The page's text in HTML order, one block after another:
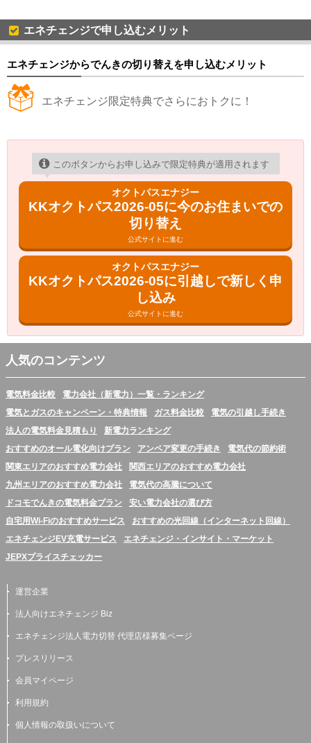
エネチェンジで申し込むメリット
エネチェンジからでんきの切り替えを申し込むメリット
エネチェンジ限定特典でさらにおトクに！
このボタンからお申し込みで限定特典が適用されます
オクトパスエナジー
KKオクトパス2026-05に今のお住まいでの
切り替え
公式サイトに進む
オクトパスエナジー
KKオクトパス2026-05に引越しで新しく申
し込み
公式サイトに進む
人気のコンテンツ
電気料金比較
電力会社（新電力）一覧・ランキング
電気とガスのキャンペーン・特典情報
ガス料金比較
電気の引越し手続き
法人の電気料金見積もり
新電力ランキング
おすすめのオール電化向けプラン
アンペア変更の手続き
電気代の節約術
関東エリアのおすすめ電力会社
関西エリアのおすすめ電力会社
九州エリアのおすすめ電力会社
電気代の高騰について
ドコモでんきの電気料金プラン
安い電力会社の選び方
自宅用Wi-Fiのおすすめサービス
おすすめの光回線（インターネット回線）
エネチェンジEV充電サービス
エネチェンジ・インサイト・マーケット
JEPXプライスチェッカー
運営企業
法人向けエネチェンジ Biz
エネチェンジ法人電力切替 代理店様募集ページ
プレスリリース
会員マイページ
利用規約
個人情報の取扱いについて